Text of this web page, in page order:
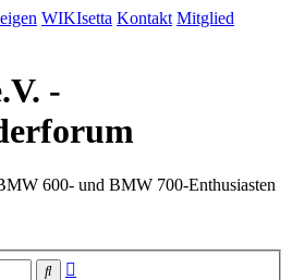
WIKIsetta Kontakt Mitglied
-
600- und BMW 700-Enthusiasten
Suche